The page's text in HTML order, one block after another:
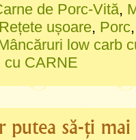
de Porc-Vită,
Rețete ușoare, Porc,
low carb
cu CARNE
putea să-ți mai